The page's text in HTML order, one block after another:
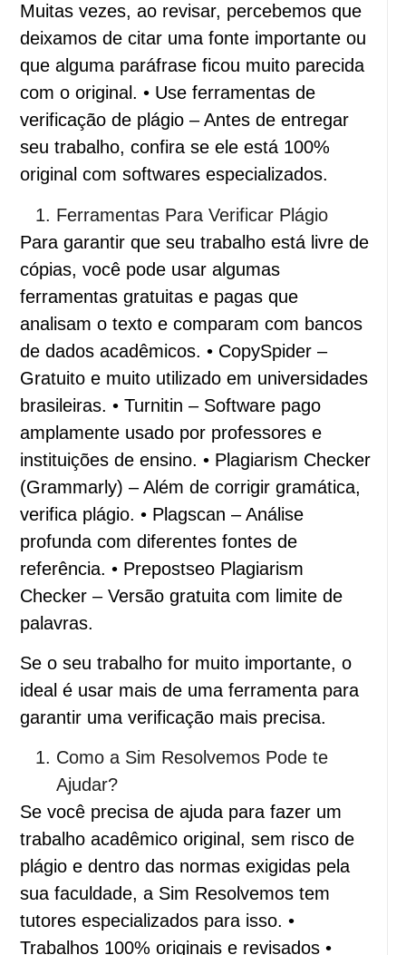
Muitas vezes, ao revisar, percebemos que
deixamos de citar uma fonte importante ou
que alguma paráfrase ficou muito parecida
com o original. • Use ferramentas de
verificação de plágio – Antes de entregar
seu trabalho, confira se ele está 100%
original com softwares especializados.
Ferramentas Para Verificar Plágio
Para garantir que seu trabalho está livre de
cópias, você pode usar algumas
ferramentas gratuitas e pagas que
analisam o texto e comparam com bancos
de dados acadêmicos. • CopySpider –
Gratuito e muito utilizado em universidades
brasileiras. • Turnitin – Software pago
amplamente usado por professores e
instituições de ensino. • Plagiarism Checker
(Grammarly) – Além de corrigir gramática,
verifica plágio. • Plagscan – Análise
profunda com diferentes fontes de
referência. • Prepostseo Plagiarism
Checker – Versão gratuita com limite de
palavras.
Se o seu trabalho for muito importante, o
ideal é usar mais de uma ferramenta para
garantir uma verificação mais precisa.
Como a Sim Resolvemos Pode te
Ajudar?
Se você precisa de ajuda para fazer um
trabalho acadêmico original, sem risco de
plágio e dentro das normas exigidas pela
sua faculdade, a Sim Resolvemos tem
tutores especializados para isso. •
Trabalhos 100% originais e revisados •